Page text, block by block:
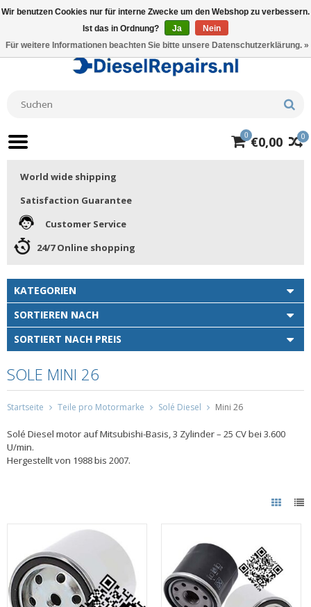
0
0 €0,00
World wide shipping
Satisfaction Guarantee
Customer Service
24/7 Online shopping
KATEGORIEN
SORTIEREN NACH
SORTIERT NACH PREIS
SOLE MINI 26
Startseite Teile pro Motormarke Solé Diesel Mini 26
Solé Diesel motor auf Mitsubishi-Basis, 3 Zylinder – 25 CV bei 3.600
U/min.
Hergestellt von 1988 bis 2007.
Wir benutzen Cookies nur für interne Zwecke um den Webshop zu verbessern.
Ist das in Ordnung?
Ja
Nein
Für weitere Informationen beachten Sie bitte unsere Datenschutzerklärung. »